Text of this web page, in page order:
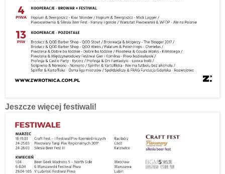
Jeszcze więcej festiwali!